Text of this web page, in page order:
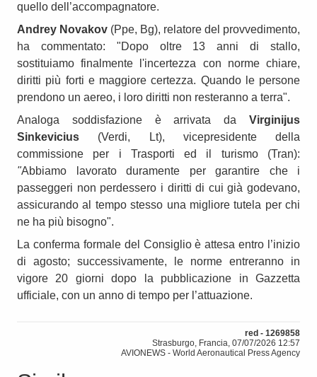
quello dell’accompagnatore.
Andrey Novakov (Ppe, Bg), relatore del provvedimento,
ha commentato: "Dopo oltre 13 anni di stallo,
sostituiamo finalmente l'incertezza con norme chiare,
diritti più forti e maggiore certezza. Quando le persone
prendono un aereo, i loro diritti non resteranno a terra".
Analoga soddisfazione è arrivata da Virginijus
Sinkevicius (Verdi, Lt), vicepresidente della
commissione per i Trasporti ed il turismo (Tran):
"Abbiamo lavorato duramente per garantire che i
passeggeri non perdessero i diritti di cui già godevano,
assicurando al tempo stesso una migliore tutela per chi
ne ha più bisogno".
La conferma formale del Consiglio è attesa entro l’inizio
di agosto; successivamente, le norme entreranno in
vigore 20 giorni dopo la pubblicazione in Gazzetta
ufficiale, con un anno di tempo per l’attuazione.
red - 1269858
Strasburgo, Francia, 07/07/2026 12:57
AVIONEWS - World Aeronautical Press Agency